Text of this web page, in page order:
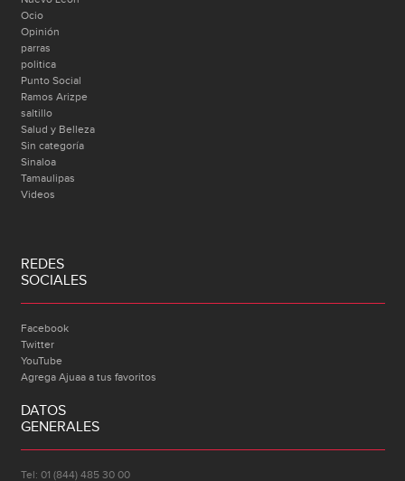
Ocio
Opinión
parras
politica
Punto Social
Ramos Arizpe
saltillo
Salud y Belleza
Sin categoría
Sinaloa
Tamaulipas
Videos
REDES
SOCIALES
Facebook
Twitter
YouTube
Agrega Ajuaa a tus favoritos
DATOS
GENERALES
Tel: 01 (844) 485 30 00